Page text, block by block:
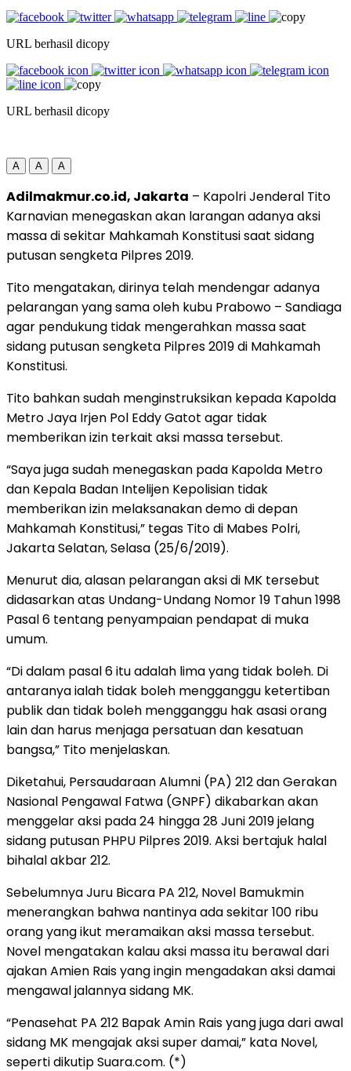
URL berhasil dicopy
URL berhasil dicopy
A A A
Adilmakmur.co.id, Jakarta – Kapolri Jenderal Tito
Karnavian menegaskan akan larangan adanya aksi
massa di sekitar Mahkamah Konstitusi saat sidang
putusan sengketa Pilpres 2019.
Tito mengatakan, dirinya telah mendengar adanya
pelarangan yang sama oleh kubu Prabowo – Sandiaga
agar pendukung tidak mengerahkan massa saat
sidang putusan sengketa Pilpres 2019 di Mahkamah
Konstitusi.
Tito bahkan sudah menginstruksikan kepada Kapolda
Metro Jaya Irjen Pol Eddy Gatot agar tidak
memberikan izin terkait aksi massa tersebut.
“Saya juga sudah menegaskan pada Kapolda Metro
dan Kepala Badan Intelijen Kepolisian tidak
memberikan izin melaksanakan demo di depan
Mahkamah Konstitusi,” tegas Tito di Mabes Polri,
Jakarta Selatan, Selasa (25/6/2019).
Menurut dia, alasan pelarangan aksi di MK tersebut
didasarkan atas Undang-Undang Nomor 19 Tahun 1998
Pasal 6 tentang penyampaian pendapat di muka
umum.
“Di dalam pasal 6 itu adalah lima yang tidak boleh. Di
antaranya ialah tidak boleh mengganggu ketertiban
publik dan tidak boleh mengganggu hak asasi orang
lain dan harus menjaga persatuan dan kesatuan
bangsa,” Tito menjelaskan.
Diketahui, Persaudaraan Alumni (PA) 212 dan Gerakan
Nasional Pengawal Fatwa (GNPF) dikabarkan akan
menggelar aksi pada 24 hingga 28 Juni 2019 jelang
sidang putusan PHPU Pilpres 2019. Aksi bertajuk halal
bihalal akbar 212.
Sebelumnya Juru Bicara PA 212, Novel Bamukmin
menerangkan bahwa nantinya ada sekitar 100 ribu
orang yang ikut meramaikan aksi massa tersebut.
Novel mengatakan kalau aksi massa itu berawal dari
ajakan Amien Rais yang ingin mengadakan aksi damai
mengawal jalannya sidang MK.
“Penasehat PA 212 Bapak Amin Rais yang juga dari awal
sidang MK mengajak aksi super damai,” kata Novel,
seperti dikutip Suara.com. (*)